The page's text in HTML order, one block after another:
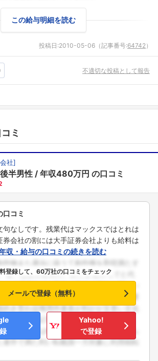
この給与明細を読む
投稿日:2010-05-06 （記事番号:64742 ）
不適切な投稿として報告
ミ
社]
半男性 年収480万円 の口コミ
コミ
句なしです。残業代はマックスではとれは
券会社の割には大手証券会社よりも給料は
収・給与の口コミの続きを読む
登録して、60万社の口コミをチェック
メールで登録（無料）
Yahoo!
で登録